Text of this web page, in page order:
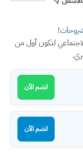
لتكون أول من
انضم الآن
انضم الآن